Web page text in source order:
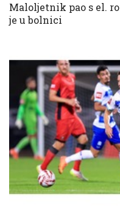
Maloljetnik pao s el.
je u bolnici